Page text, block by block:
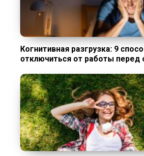
Когнитивная разгрузка: 9
отключиться от работы перед